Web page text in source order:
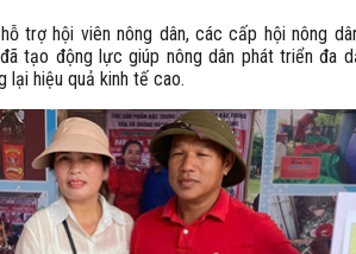
trợ hội viên nông dân, các cấp hội nông
tạo động lực giúp nông dân phát triển đa
lại hiệu quả kinh tế cao.